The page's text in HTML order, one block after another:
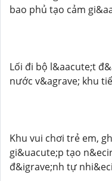
bao phủ tạo cảm
Lối đi bộ l&aacute;t
nước v&agrave; khu
Khu vui chơi trẻ em,
gi&uacute;p tạo
đ&igrave;nh tự